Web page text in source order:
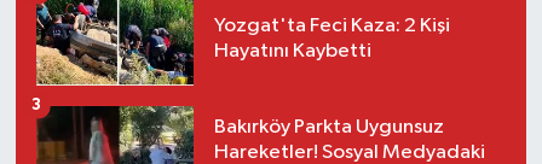
Yozgat'ta Feci Kaza: 2 Kişi
Hayatını Kaybetti
Bakırköy Parkta Uygunsuz
Hareketler! Sosyal Medyadaki
3